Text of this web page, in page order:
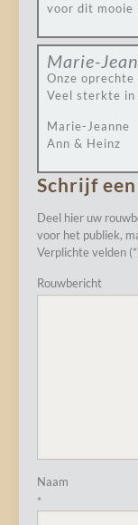
voor dit mooie
Marie-
Onze oprechte
Veel sterkte
Marie-Jeanne
Ann & Heinz
Schrijf
Deel hier uw
voor het publiek,
Verplichte velden
Rouwbericht
Naam
*